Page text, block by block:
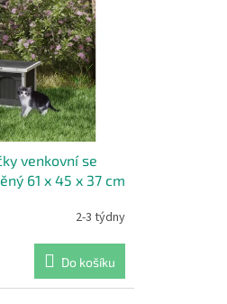
venkovní se
61 x 45 x 37 cm
2-3 týdny
Do košíku